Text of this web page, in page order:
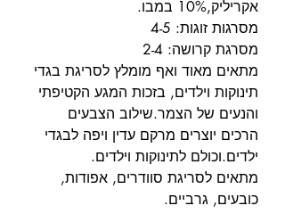
אקריליק,10% במבו.
מסרגות זוגות: 4-5
מסרגת קרושה: 2-4
מתאים מאוד ואף מומלץ לסריגת בגדי
תינוקות וילדים, בזכות המגע הקטיפתי
והנעים של הצמר.שילוב הצבעים
הרכים יוצרים מרקם עדין ויפה לבגדי
ילדים.וכולם לתינוקות וילדים.
מתאים לסריגת סוודרים, אפודות,
כובעים, גרביים.